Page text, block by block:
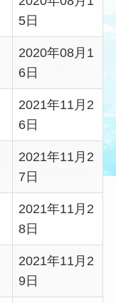
5日
2020年08月1
6日
2021年11月2
6日
2021年11月2
7日
2021年11月2
8日
2021年11月2
9日